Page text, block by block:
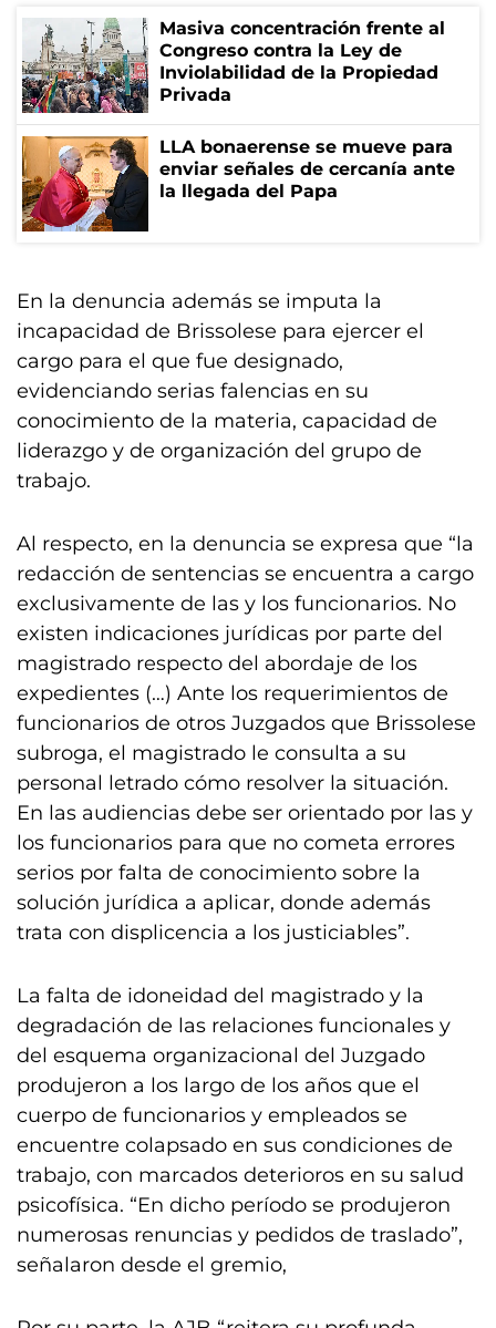
Masiva concentración frente al
Congreso contra la Ley de
Inviolabilidad de la Propiedad
Privada
LLA bonaerense se mueve para
enviar señales de cercanía ante
la llegada del Papa
En la denuncia además se imputa la
incapacidad de Brissolese para ejercer el
cargo para el que fue designado,
evidenciando serias falencias en su
conocimiento de la materia, capacidad de
liderazgo y de organización del grupo de
trabajo.
Al respecto, en la denuncia se expresa que “la
redacción de sentencias se encuentra a cargo
exclusivamente de las y los funcionarios. No
existen indicaciones jurídicas por parte del
magistrado respecto del abordaje de los
expedientes (…) Ante los requerimientos de
funcionarios de otros Juzgados que Brissolese
subroga, el magistrado le consulta a su
personal letrado cómo resolver la situación.
En las audiencias debe ser orientado por las y
los funcionarios para que no cometa errores
serios por falta de conocimiento sobre la
solución jurídica a aplicar, donde además
trata con displicencia a los justiciables”.
La falta de idoneidad del magistrado y la
degradación de las relaciones funcionales y
del esquema organizacional del Juzgado
produjeron a los largo de los años que el
cuerpo de funcionarios y empleados se
encuentre colapsado en sus condiciones de
trabajo, con marcados deterioros en su salud
psicofísica. “En dicho período se produjeron
numerosas renuncias y pedidos de traslado”,
señalaron desde el gremio,